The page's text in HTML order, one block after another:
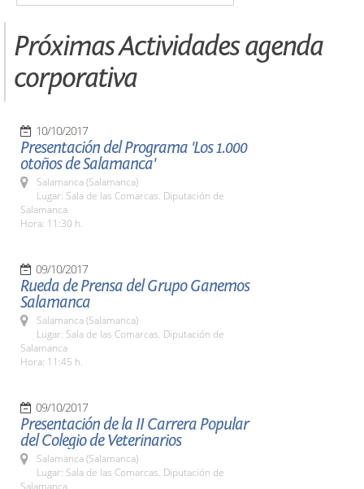
Próximas Actividades agenda
corporativa
10/10/2017
Presentación del Programa 'Los 1.000
otoños de Salamanca'
Salamanca (Salamanca)
Lugar: Sala de las Comarcas. Diputación de
Salamanca
Hora: 11:30 h.
09/10/2017
Rueda de Prensa del Grupo Ganemos
Salamanca
Salamanca (Salamanca)
Lugar: Sala de las Comarcas. Diputación de
Salamanca
Hora: 11:45 h.
09/10/2017
Presentación de la II Carrera Popular
del Colegio de Veterinarios
Salamanca (Salamanca)
Lugar: Sala de las Comarcas. Diputación de
Salamanca